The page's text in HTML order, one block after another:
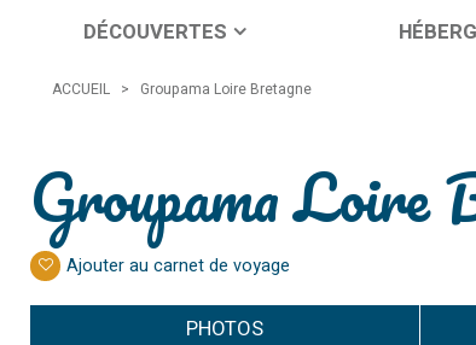
DÉCOUVERTES
ACCUEIL > Groupama Loire Bretagne
Groupama Loire
Ajouter au carnet de voyage
PHOTOS